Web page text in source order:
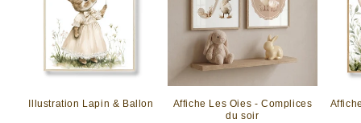
Illustration Lapin & Ballon
Affiche Les Oies - Complices
du soir